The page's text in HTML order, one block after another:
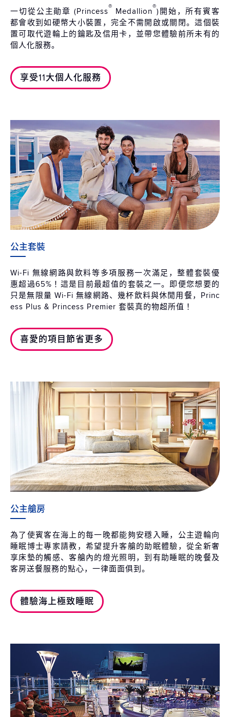
一切從公主勛章 (Princess® Medallion®)開始，所有賓客
都會收到如硬幣大小裝置，完全不需開啟或關閉。這個裝
置可取代遊輪上的鑰匙及信用卡，並帶您體驗前所未有的
個人化服務。
享受11大個人化服務
公主套裝
Wi-Fi 無線網路與飲料等多項服務一次滿足，整體套裝優
惠超過65%！這是目前最超值的套裝之一。即便您想要的
只是無限量 Wi-Fi 無線網路、幾杯飲料與休閒用餐，Princ
ess Plus & Princess Premier 套裝真的物超所值！
喜愛的項目節省更多
公主艙房
為了使賓客在海上的每一晚都能夠安穩入睡，公主遊輪向
睡眠博士專家請教，希望提升客艙的助眠體驗，從全新奢
享床墊的觸感、客艙內的燈光照明，到有助睡眠的晚餐及
客房送餐服務的點心，一律面面俱到。
體驗海上極致睡眠